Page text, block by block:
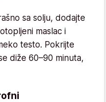
sa solju, dodajte
maslac i
testo. Pokrijte
diže 60–90 minuta,